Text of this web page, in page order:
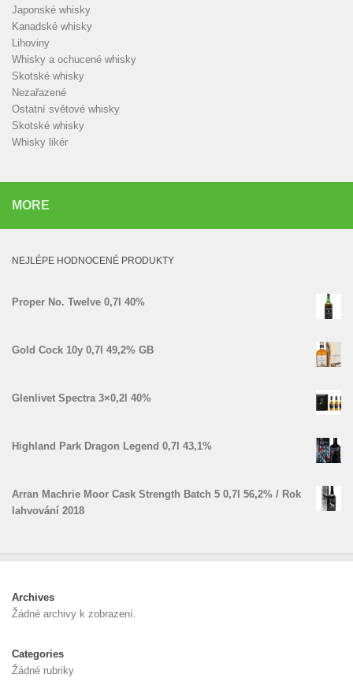
Japonské whisky
Kanadské whisky
Lihoviny
Whisky a ochucené whisky
Skotské whisky
Nezařazené
Ostatní světové whisky
Skotské whisky
Whisky likér
MORE
NEJLÉPE HODNOCENÉ PRODUKTY
Proper No. Twelve 0,7l 40%
Gold Cock 10y 0,7l 49,2% GB
Glenlivet Spectra 3×0,2l 40%
Highland Park Dragon Legend 0,7l 43,1%
Arran Machrie Moor Cask Strength Batch 5 0,7l 56,2% / Rok
lahvování 2018
Archives
Žádné archivy k zobrazení.
Categories
Žádné rubriky